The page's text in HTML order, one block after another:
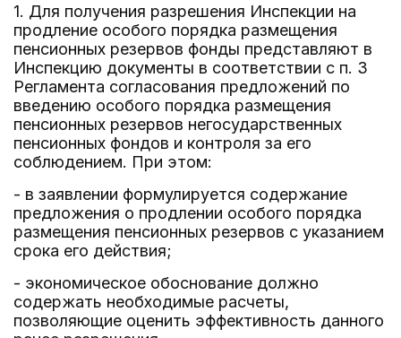
1. Для получения разрешения Инспекции на
продление особого порядка размещения
пенсионных резервов фонды представляют в
Инспекцию документы в соответствии с п. 3
Регламента согласования предложений по
введению особого порядка размещения
пенсионных резервов негосударственных
пенсионных фондов и контроля за его
соблюдением. При этом:
- в заявлении формулируется содержание
предложения о продлении особого порядка
размещения пенсионных резервов с указанием
срока его действия;
- экономическое обоснование должно
содержать необходимые расчеты,
позволяющие оценить эффективность данного